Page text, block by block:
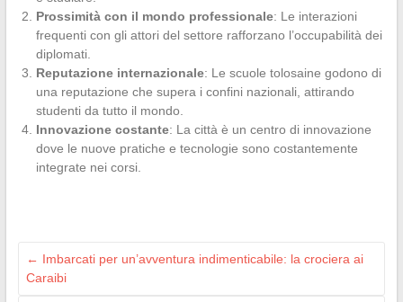
Prossimità con il mondo professionale: Le interazioni
frequenti con gli attori del settore rafforzano l’occupabilità dei
diplomati.
Reputazione internazionale: Le scuole tolosaine godono di
una reputazione che supera i confini nazionali, attirando
studenti da tutto il mondo.
Innovazione costante: La città è un centro di innovazione
dove le nuove pratiche e tecnologie sono costantemente
integrate nei corsi.
← Imbarcati per un’avventura indimenticabile: la crociera ai
Caraibi